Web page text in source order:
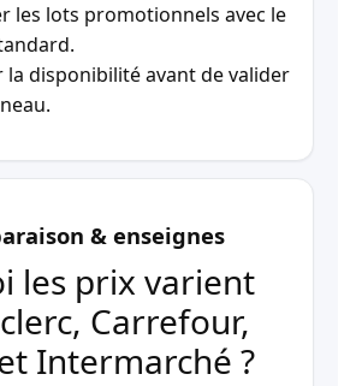
les lots promotionnels avec le
la disponibilité avant de valider
& enseignes
les prix varient
Carrefour,
Intermarché ?